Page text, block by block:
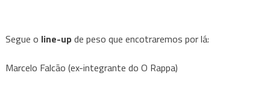
Segue o line-upde peso que encotraremos por lá:
Marcelo Falcão (ex-integrante do O Rappa)